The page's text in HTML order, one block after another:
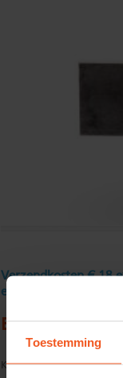
Toestemming
Verzendkosten € 18
excl. BTW
Blank platstaal
Kwaliteit: S235JRG2C+C